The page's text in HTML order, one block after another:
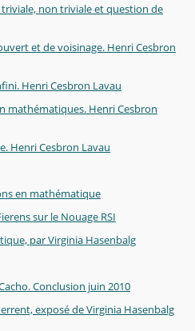
non triviale et question de
et de voisinage. Henri Cesbron
Henri Cesbron Lavau
mathématiques. Henri Cesbron
Henri Cesbron Lavau
en mathématique
sur le Nouage RSI
par Virginia Hasenbalg
Conclusion juin 2010
exposé de Virginia Hasenbalg